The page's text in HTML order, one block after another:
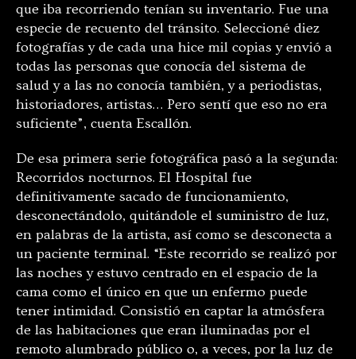
que iba recorriendo tenían su inventario. Fue una
especie de recuento del tránsito. Seleccioné diez
fotografías y de cada una hice mil copias y envió a
todas las personas que conocía del sistema de
salud y a las no conocía también, y a periodistas,
historiadores, artistas… Pero sentí que eso no era
suficiente”, cuenta Escallón.
De esa primera serie fotográfica pasó a la segunda:
Recorridos nocturnos. El Hospital fue
definitivamente sacado de funcionamiento,
desconectándolo, quitándole el suministro de luz,
en palabras de la artista, así como se desconecta a
un paciente terminal. “Este recorrido se realizó por
las noches y estuvo centrado en el espacio de la
cama como el único en que un enfermo puede
tener intimidad. Consistió en captar la atmósfera
de las habitaciones que eran iluminadas por el
remoto alumbrado público o, a veces, por la luz de